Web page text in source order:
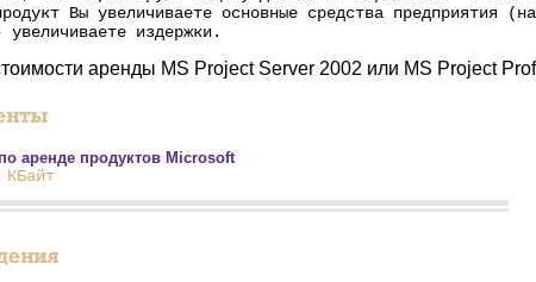
Вы увеличиваете основные средства предприятия
издержки.
аренды MS Project Server 2002 или MS Project
аренде продуктов Microsoft
КБайт